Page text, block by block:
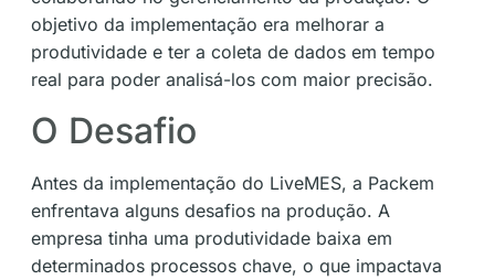
objetivo da implementação era melhorar a
produtividade e ter a coleta de dados em tempo
real para poder analisá-los com maior precisão.
O Desafio
Antes da implementação do LiveMES, a Packem
enfrentava alguns desafios na produção. A
empresa tinha uma produtividade baixa em
determinados processos chave, o que impactava